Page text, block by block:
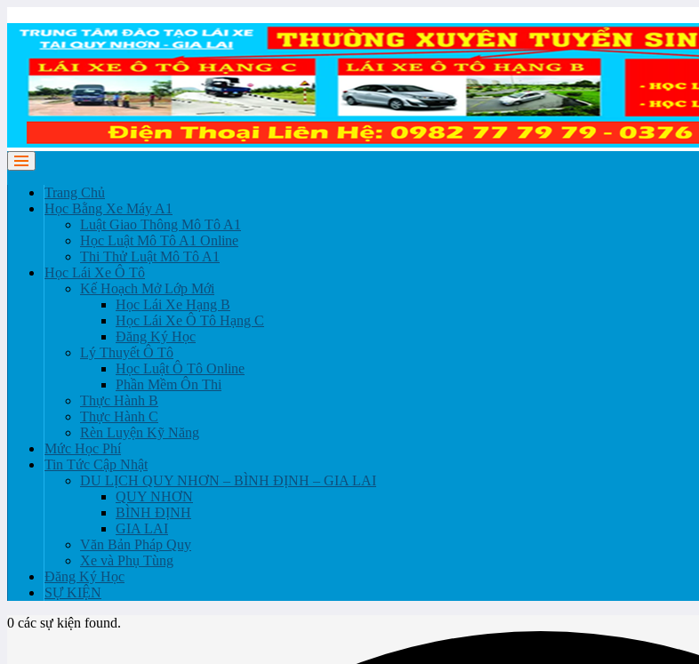
Trang Chủ
Học Bằng Xe Máy A1
Luật Giao Thông Mô Tô A1
Học Luật Mô Tô A1 Online
Thi Thử Luật Mô Tô A1
Học Lái Xe Ô Tô
Kế Hoạch Mở Lớp Mới
Học Lái Xe Hạng B
Học Lái Xe Ô Tô Hạng C
Đăng Ký Học
Lý Thuyết Ô Tô
Học Luật Ô Tô Online
Phần Mềm Ôn Thi
Thực Hành B
Thực Hành C
Rèn Luyện Kỹ Năng
Mức Học Phí
Tin Tức Cập Nhật
DU LỊCH QUY NHƠN – BÌNH ĐỊNH – GIA LAI
QUY NHƠN
BÌNH ĐỊNH
GIA LAI
Văn Bản Pháp Quy
Xe và Phụ Tùng
Đăng Ký Học
SỰ KIỆN
0 các sự kiện found.